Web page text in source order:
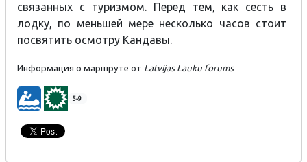
связанных с туризмом. Перед тем, как сесть в
лодку, по меньшей мере несколько часов стоит
посвятить осмотру Кандавы.
Информация о маршруте от Latvijas Lauku forums​​
5-9